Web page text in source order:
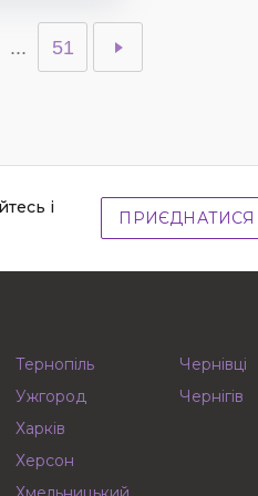
... 51
і
ПРИЄДНАТИСЯ
Тернопіль
Ужгород
Харків
Херсон
Чернівці
Чернігів